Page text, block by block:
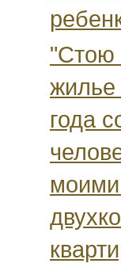
"Стою
жилье
года